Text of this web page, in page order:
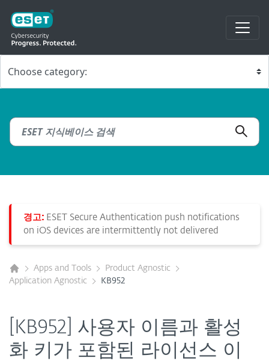
경고: ESET Secure Authentication push notifications
on iOS devices are intermittently not delivered
Apps and Tools
Product Agnostic
Application Agnostic
KB952
[KB952] 사용자 이름과 활성
화 키가 포함된 라이선스 이